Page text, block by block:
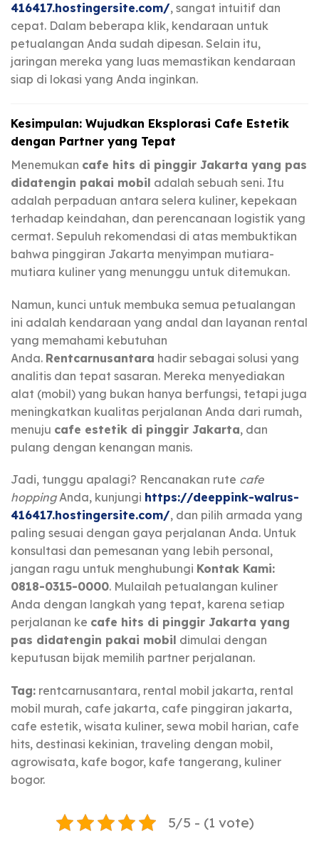
416417.hostingersite.com/, sangat intuitif dan
cepat. Dalam beberapa klik, kendaraan untuk
petualangan Anda sudah dipesan. Selain itu,
jaringan mereka yang luas memastikan kendaraan
siap di lokasi yang Anda inginkan.
Kesimpulan: Wujudkan Eksplorasi Cafe Estetik
dengan Partner yang Tepat
Menemukan cafe hits di pinggir Jakarta yang pas
didatengin pakai mobil adalah sebuah seni. Itu
adalah perpaduan antara selera kuliner, kepekaan
terhadap keindahan, dan perencanaan logistik yang
cermat. Sepuluh rekomendasi di atas membuktikan
bahwa pinggiran Jakarta menyimpan mutiara-
mutiara kuliner yang menunggu untuk ditemukan.
Namun, kunci untuk membuka semua petualangan
ini adalah kendaraan yang andal dan layanan rental
yang memahami kebutuhan
Anda. Rentcarnusantara hadir sebagai solusi yang
analitis dan tepat sasaran. Mereka menyediakan
alat (mobil) yang bukan hanya berfungsi, tetapi juga
meningkatkan kualitas perjalanan Anda dari rumah,
menuju cafe estetik di pinggir Jakarta, dan
pulang dengan kenangan manis.
Jadi, tunggu apalagi? Rencanakan rute cafe
hoppingAnda, kunjungi https://deeppink-walrus-
416417.hostingersite.com/, dan pilih armada yang
paling sesuai dengan gaya perjalanan Anda. Untuk
konsultasi dan pemesanan yang lebih personal,
jangan ragu untuk menghubungi Kontak Kami:
0818-0315-0000. Mulailah petualangan kuliner
Anda dengan langkah yang tepat, karena setiap
perjalanan ke cafe hits di pinggir Jakarta yang
pas didatengin pakai mobil dimulai dengan
keputusan bijak memilih partner perjalanan.
Tag: rentcarnusantara, rental mobil jakarta, rental
mobil murah, cafe jakarta, cafe pinggiran jakarta,
cafe estetik, wisata kuliner, sewa mobil harian, cafe
hits, destinasi kekinian, traveling dengan mobil,
agrowisata, kafe bogor, kafe tangerang, kuliner
bogor.
5/5 - (1 vote)